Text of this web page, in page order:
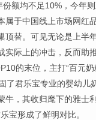
额均不足10%，今年
于中国线上市场网红
替。可见无论是上半
际上的冲击，反而助
的末位，主打“百元奶
了君乐宝专业的婴幼儿
，其收归麾下的雅士
宝形成了鲜明对比。